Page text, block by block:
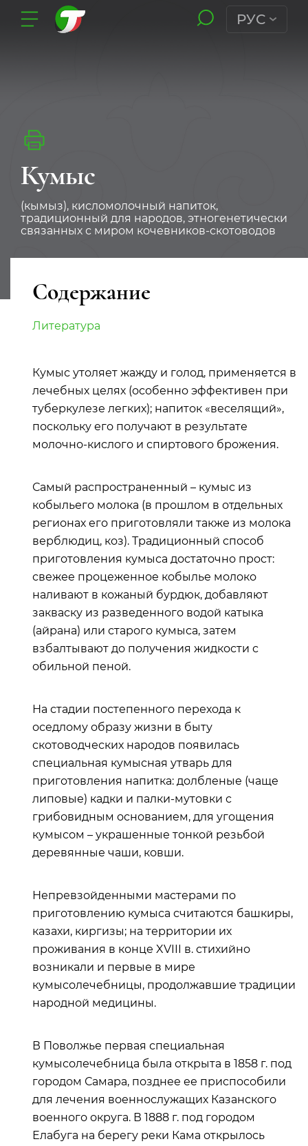
РУС
Кумыс
(кымыз), кисломолочный напиток,
традиционный для народов, этногенетически
связанных с миром кочевников-скотоводов
Содержание
Литература
Кумыс утоляет жажду и голод, применяется в
лечебных целях (особенно эффективен при
туберкулезе легких); напиток «веселящий»,
поскольку его получают в результате
молочно-кислого и спиртового брожения.
Самый распространенный – кумыс из
кобыльего молока (в прошлом в отдельных
регионах его приготовляли также из молока
верблюдиц, коз). Традиционный способ
приготовления кумыса достаточно прост:
свежее процеженное кобылье молоко
наливают в кожаный бурдюк, добавляют
закваску из разведенного водой катыка
(айрана) или старого кумыса, затем
взбалтывают до получения жидкости с
обильной пеной.
На стадии постепенного перехода к
оседлому образу жизни в быту
скотоводческих народов появилась
специальная кумысная утварь для
приготовления напитка: долбленые (чаще
липовые) кадки и палки-мутовки с
грибовидным основанием, для угощения
кумысом – украшенные тонкой резьбой
деревянные чаши, ковши.
Непревзойденными мастерами по
приготовлению кумыса считаются башкиры,
казахи, киргизы; на территории их
проживания в конце XVIII в. стихийно
возникали и первые в мире
кумысолечебницы, продолжавшие традиции
народной медицины.
В Поволжье первая специальная
кумысолечебница была открыта в 1858 г. под
городом Самара, позднее ее приспособили
для лечения военнослужащих Казанского
военного округа. В 1888 г. под городом
Елабуга на берегу реки Кама открылось